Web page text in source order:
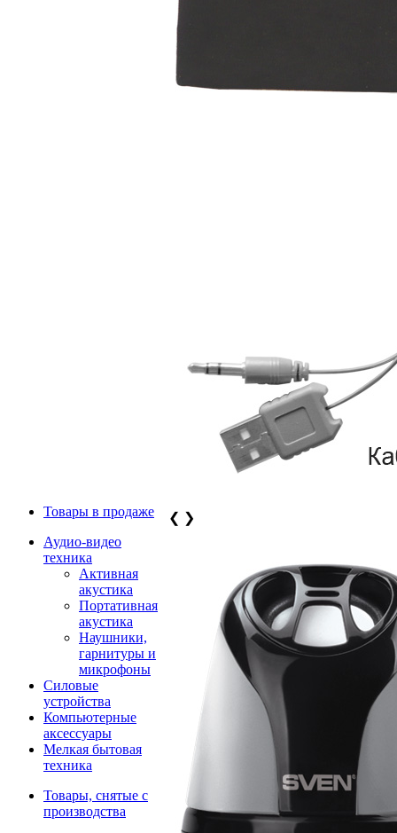
Товары в продаже
Аудио-видео
техника
Активная
акустика
Портативная
акустика
Наушники,
гарнитуры и
микрофоны
Силовые
устройства
Компьютерные
аксессуары
Мелкая бытовая
техника
Товары, снятые с
производства
❮ ❯